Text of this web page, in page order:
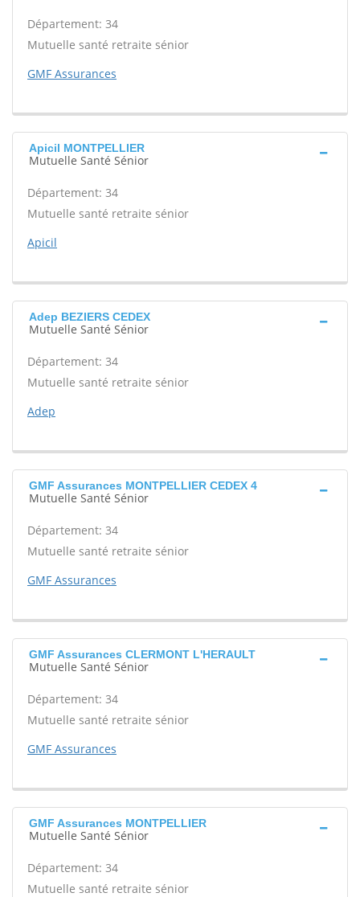
Département: 34
Mutuelle santé retraite sénior
GMF Assurances
Apicil MONTPELLIER
Mutuelle Santé Sénior
Département: 34
Mutuelle santé retraite sénior
Apicil
Adep BEZIERS CEDEX
Mutuelle Santé Sénior
Département: 34
Mutuelle santé retraite sénior
Adep
GMF Assurances MONTPELLIER CEDEX 4
Mutuelle Santé Sénior
Département: 34
Mutuelle santé retraite sénior
GMF Assurances
GMF Assurances CLERMONT L'HERAULT
Mutuelle Santé Sénior
Département: 34
Mutuelle santé retraite sénior
GMF Assurances
GMF Assurances MONTPELLIER
Mutuelle Santé Sénior
Département: 34
Mutuelle santé retraite sénior